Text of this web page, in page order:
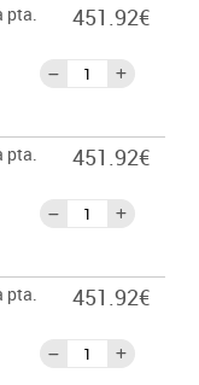
451.92€
451.92€
451.92€